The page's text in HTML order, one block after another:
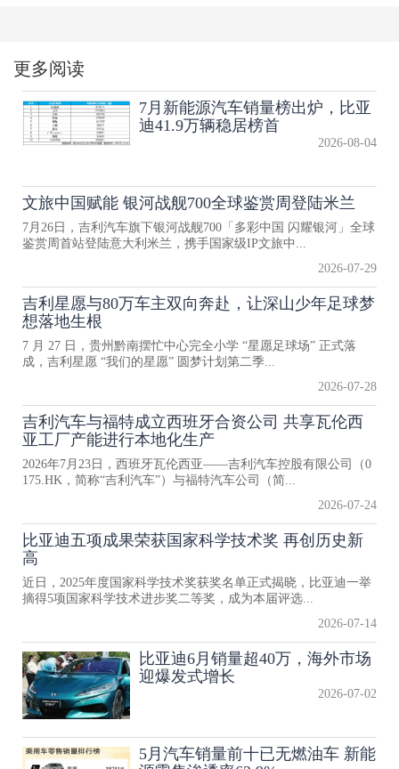
更多阅读
7月新能源汽车销量榜出炉，比亚
迪41.9万辆稳居榜首
2026-08-04
文旅中国赋能 银河战舰700全球鉴赏周登陆米兰
7月26日，吉利汽车旗下银河战舰700「多彩中国 闪耀银河」全球
鉴赏周首站登陆意大利米兰，携手国家级IP文旅中...
2026-07-29
吉利星愿与80万车主双向奔赴，让深山少年足球梦
想落地生根
7 月 27 日，贵州黔南摆忙中心完全小学 “星愿足球场” 正式落
成，吉利星愿 “我们的星愿” 圆梦计划第二季...
2026-07-28
吉利汽车与福特成立西班牙合资公司 共享瓦伦西
亚工厂产能进行本地化生产
2026年7月23日，西班牙瓦伦西亚——吉利汽车控股有限公司（0
175.HK，简称“吉利汽车”）与福特汽车公司（简...
2026-07-24
比亚迪五项成果荣获国家科学技术奖 再创历史新
高
近日，2025年度国家科学技术奖获奖名单正式揭晓，比亚迪一举
摘得5项国家科学技术进步奖二等奖，成为本届评选...
2026-07-14
比亚迪6月销量超40万，海外市场
迎爆发式增长
2026-07-02
5月汽车销量前十已无燃油车 新能